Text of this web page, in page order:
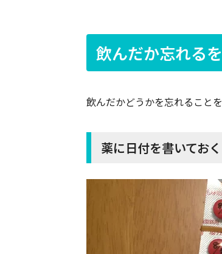
飲んだか忘れる
飲んだかどうかを忘れること
薬に日付を書いておく